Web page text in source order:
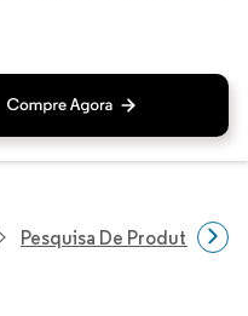
Pesquisa De Produtos